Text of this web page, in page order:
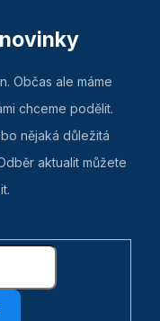
Občas ale máme
chceme podělit.
nějaká důležitá
aktualit můžete